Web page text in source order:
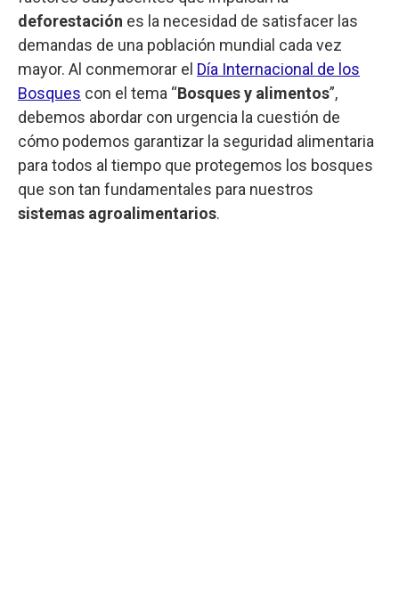
deforestación es la necesidad de satisfacer las
demandas de una población mundial cada vez
mayor. Al conmemorar el Día Internacional de los
Bosques con el tema “Bosques y alimentos”,
debemos abordar con urgencia la cuestión de
cómo podemos garantizar la seguridad alimentaria
para todos al tiempo que protegemos los bosques
que son tan fundamentales para nuestros
sistemas agroalimentarios.